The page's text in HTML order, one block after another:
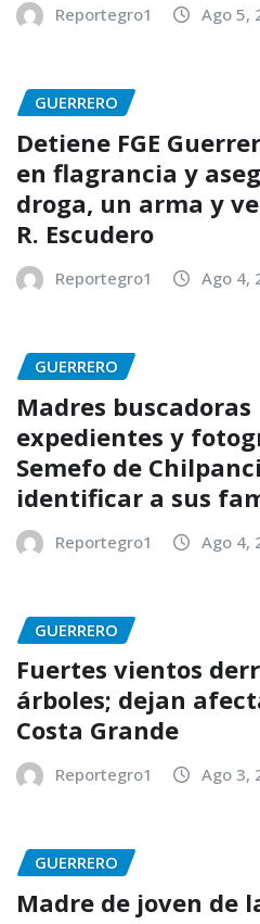
Reportegro1 Ago 5,
GUERRERO
Detiene FGE
en flagrancia y
droga, un arma y
R. Escudero
Reportegro1 Ago 4,
GUERRERO
Madres
expedientes y
Semefo de
identificar a sus
Reportegro1 Ago 4,
GUERRERO
Fuertes vientos
árboles; dejan
Costa Grande
Reportegro1 Ago 3,
GUERRERO
Madre de joven de